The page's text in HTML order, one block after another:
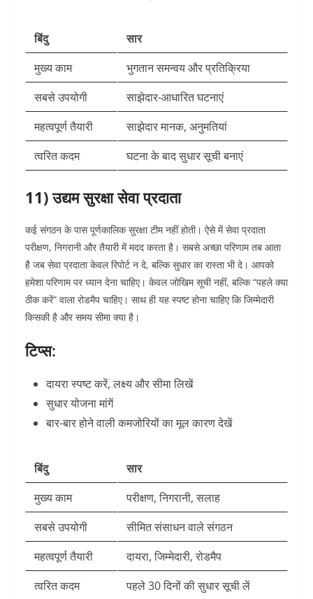
बिंदु
सार
मुख्य काम
भुगतान समन्वय और प्रतिक्रिया
सबसे उपयोगी
साझेदार-आधारित घटनाएं
महत्वपूर्ण तैयारी
साझेदार मानक, अनुमतियां
त्वरित कदम
घटना के बाद सुधार सूची बनाएं
11) उद्यम सुरक्षा सेवा प्रदाता
कई संगठन के पास पूर्णकालिक सुरक्षा टीम नहीं होती। ऐसे में सेवा प्रदाता
परीक्षण, निगरानी और तैयारी में मदद करता है। सबसे अच्छा परिणाम तब आता
है जब सेवा प्रदाता केवल रिपोर्ट न दे, बल्कि सुधार का रास्ता भी दे। आपको
हमेशा परिणाम पर ध्यान देना चाहिए। केवल जोखिम सूची नहीं, बल्कि “पहले क्या
ठीक करें” वाला रोडमैप चाहिए। साथ ही यह स्पष्ट होना चाहिए कि जिम्मेदारी
किसकी है और समय सीमा क्या है।
टिप्स:
दायरा स्पष्ट करें, लक्ष्य और सीमा लिखें
सुधार योजना मांगें
बार-बार होने वाली कमजोरियों का मूल कारण देखें
बिंदु
सार
मुख्य काम
परीक्षण, निगरानी, सलाह
सबसे उपयोगी
सीमित संसाधन वाले संगठन
महत्वपूर्ण तैयारी
दायरा, जिम्मेदारी, रोडमैप
त्वरित कदम
पहले 30 दिनों की सुधार सूची लें